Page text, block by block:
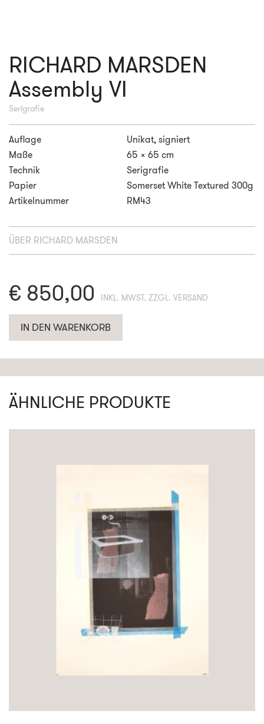
RICHARD MARSDEN
Assembly VI
Serigrafie
Auflage
Unikat, signiert
Maße
65 x 65 cm
Technik
Serigrafie
Papier
Somerset White Textured 300g
Artikelnummer
RM43
ÜBER RICHARD MARSDEN
€ 850,00
IN DEN WARENKORB
ÄHNLICHE PRODUKTE